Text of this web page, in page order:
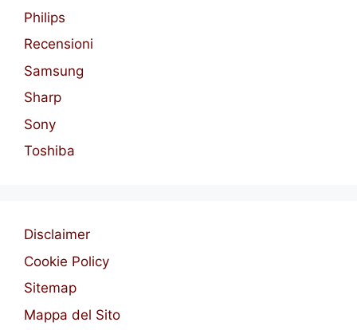
Philips
Recensioni
Samsung
Sharp
Sony
Toshiba
Disclaimer
Cookie Policy
Sitemap
Mappa del Sito